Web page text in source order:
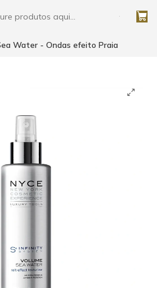
Water - Ondas efeito Praia